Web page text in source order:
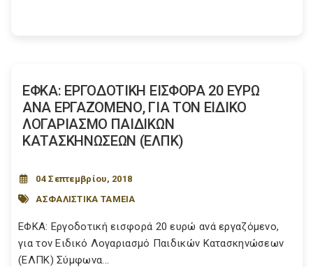
ΕΦΚΑ: ΕΡΓΟΔΟΤΙΚΗ ΕΙΣΦΟΡΑ 20 ΕΥΡΩ
ΑΝΑ ΕΡΓΑΖΟΜΕΝΟ, ΓΙΑ ΤΟΝ ΕΙΔΙΚΟ
ΛΟΓΑΡΙΑΣΜΟ ΠΑΙΔΙΚΩΝ
ΚΑΤΑΣΚΗΝΩΣΕΩΝ (ΕΛΠΚ)
04 Σεπτεμβρίου, 2018
ΑΣΦΑΛΙΣΤΙΚΑ ΤΑΜΕΙΑ
ΕΦΚΑ: Εργοδοτική εισφορά 20 ευρώ ανά εργαζόμενο,
για τον Ειδικό Λογαριασμό Παιδικών Κατασκηνώσεων
(ΕΛΠΚ) Σύμφωνα...